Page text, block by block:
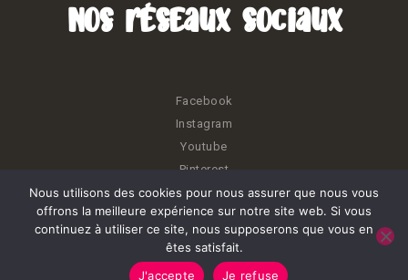
Nos réseaux sociaux
Facebook
Instagram
Youtube
Pinterest
Kréatiss © 2026. Tous droits réservés.
Nous utilisons des cookies pour nous assurer que nous vous
offrons la meilleure expérience sur notre site web. Si vous
continuez à utiliser ce site, nous supposerons que vous en
êtes satisfait.
J'accepte
Je refuse